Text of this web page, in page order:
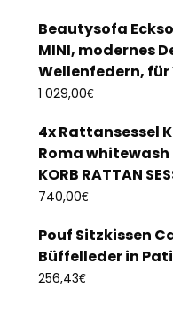
Beautysofa
MINI, modernes
Wellenfedern,
1 029,00€
4x Rattansessel
Roma
KORB RATTAN
740,00€
Pouf Sitzkissen
Büffelleder in
256,43€